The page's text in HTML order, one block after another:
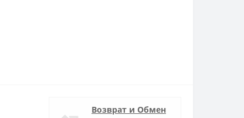
Возврат и Обмен